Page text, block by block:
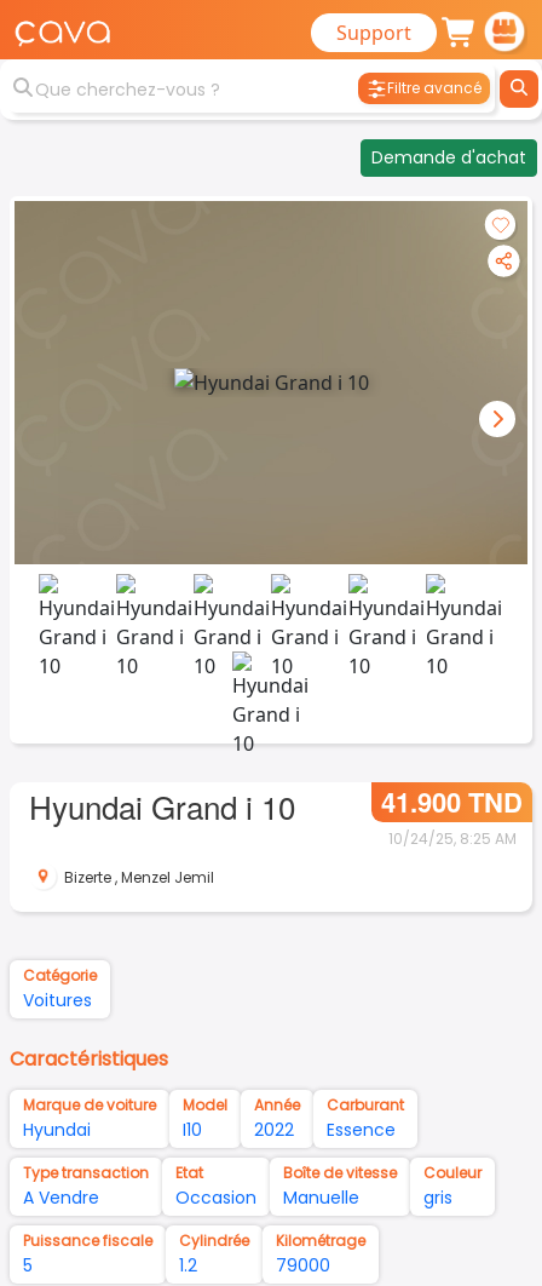
Support
Filtre avancé
Demande d'achat
Hyundai Grand i 10 41.900 TND
10/24/25, 8:25 AM
Bizerte,Menzel Jemil
Catégorie
Voitures
Caractéristiques
Marque de voiture
Hyundai
Model
I10
Année
2022
Carburant
Essence
Type transaction
A Vendre
Etat
Occasion
Boîte de vitesse
Manuelle
Couleur
gris
Puissance fiscale
5
Cylindrée
1.2
Kilométrage
79000